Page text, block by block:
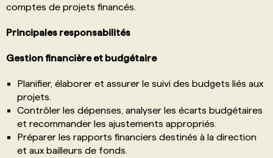
comptes de projets financés.
Principales responsabilités
Gestion financière et budgétaire
Planifier, élaborer et assurer le suivi des budgets liés aux
projets.
Contrôler les dépenses, analyser les écarts budgétaires
et recommander les ajustements appropriés.
Préparer les rapports financiers destinés à la direction
et aux bailleurs de fonds.